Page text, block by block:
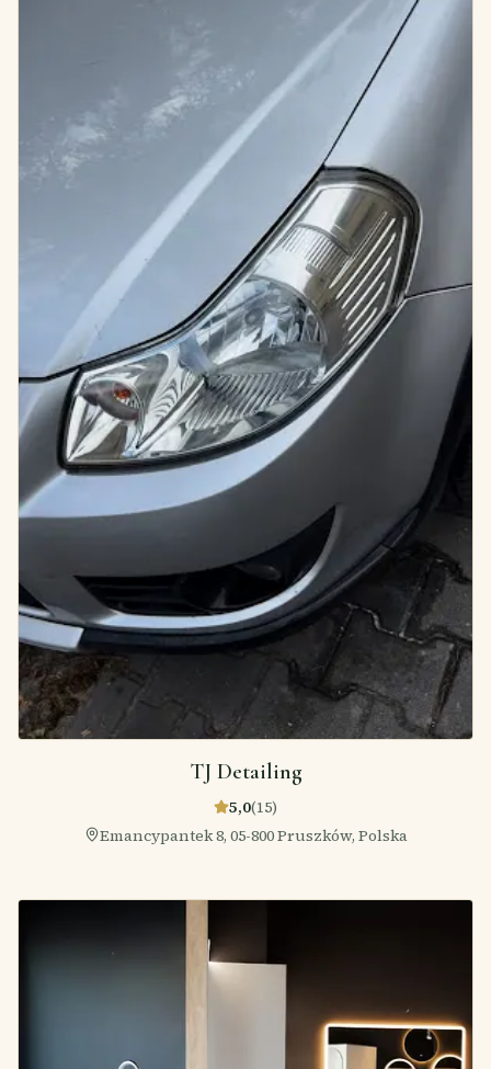
TJ Detailing
5,0(15)
Emancypantek 8, 05-800 Pruszków, Polska